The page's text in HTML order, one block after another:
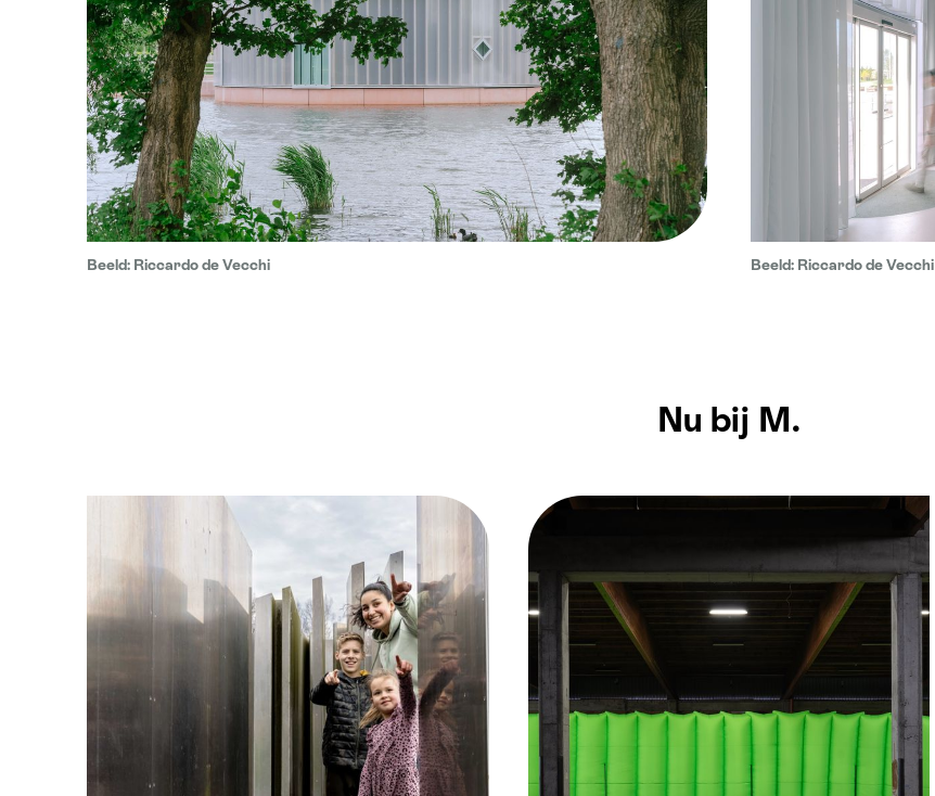
Beeld: Riccardo de Vecchi Beeld: Riccardo de Vecchi
Nu bij M.
Land Art Familietour Wat is eigenlijk echt?